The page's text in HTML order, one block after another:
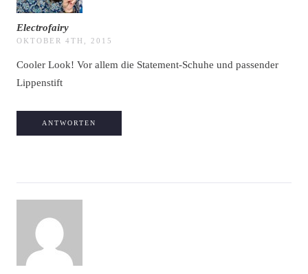
Electrofairy
OKTOBER 4TH, 2015
Cooler Look! Vor allem die Statement-Schuhe und passender
Lippenstift
ANTWORTEN